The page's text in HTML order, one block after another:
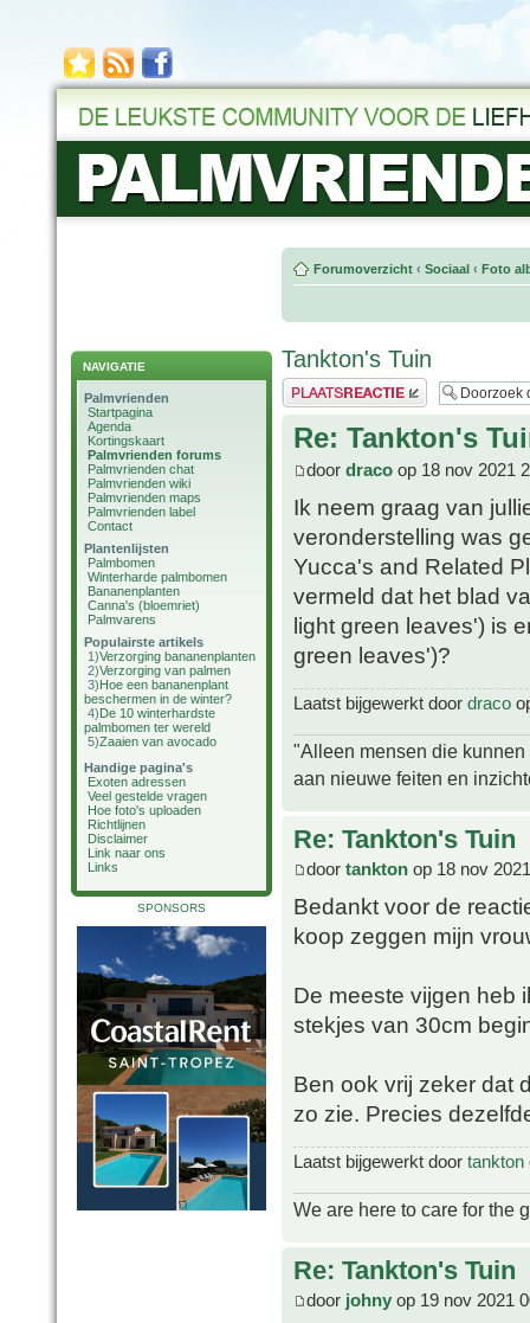
NAVIGATIE
Palmvrienden
Startpagina
Agenda
Kortingskaart
Palmvrienden forums
Palmvrienden chat
Palmvrienden wiki
Palmvrienden maps
Palmvrienden label
Contact
Plantenlijsten
Palmbomen
Winterharde palmbomen
Bananenplanten
Canna's (bloemriet)
Palmvarens
Populairste artikels
1)Verzorging bananenplanten
2)Verzorging van palmen
3)Hoe een bananenplant
beschermen in de winter?
4)De 10 winterhardste
palmbomen ter wereld
5)Zaaien van avocado
Handige pagina's
Exoten adressen
Veel gestelde vragen
Hoe foto's uploaden
Richtlijnen
Disclaimer
Link naar ons
Links
SPONSORS
Forumoverzicht ‹ Sociaal ‹ Foto
Tankton's Tuin
Plaats een reactie
Re: Tankton's
door draco op 18 nov 2021
Ik neem graag van
veronderstelling was
Yucca's and Related
vermeld dat het blad
light green leaves') is
green leaves')?
Laatst bijgewerkt door draco
"Alleen mensen die
aan nieuwe feiten en
Re: Tankton's Tuin
door tankton op 18 nov
Bedankt voor de
koop zeggen mijn
De meeste vijgen heb
stekjes van 30cm
Ben ook vrij zeker dat
zo zie. Precies
Laatst bijgewerkt door tankton
We are here to care for the
Re: Tankton's Tuin
door johny op 19 nov 2021